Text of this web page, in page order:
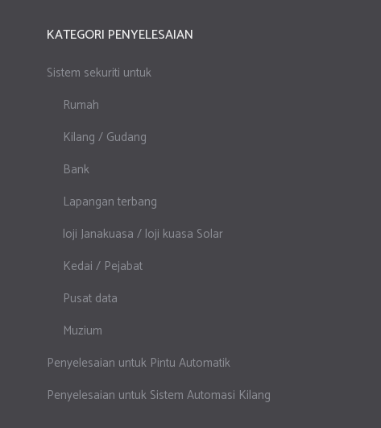
KATEGORI PENYELESAIAN
Sistem sekuriti untuk
Rumah
Kilang / Gudang
Bank
Lapangan terbang
loji Janakuasa / loji kuasa Solar
Kedai / Pejabat
Pusat data
Muzium
Penyelesaian untuk Pintu Automatik
Penyelesaian untuk Sistem Automasi Kilang